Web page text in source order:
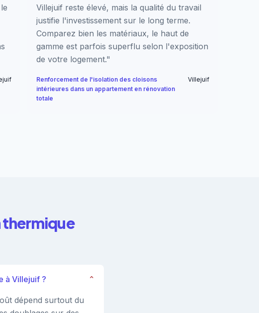
Villejuif reste élevé, mais la qualité du travail
justifie l'investissement sur le long terme.
Comparez bien les matériaux, le haut de
gamme est parfois superflu selon l'exposition
de votre logement."
Renforcement de l'isolation des cloisons
intérieures dans un appartement en rénovation
totale
Villejuif
thermique
à Villejuif ? ⌄
dépend surtout du